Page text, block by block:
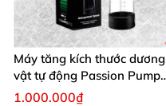
Máy tăng kích thước dương
vật tự động Passion Pump
sạc tiện lợi
1.000.000₫